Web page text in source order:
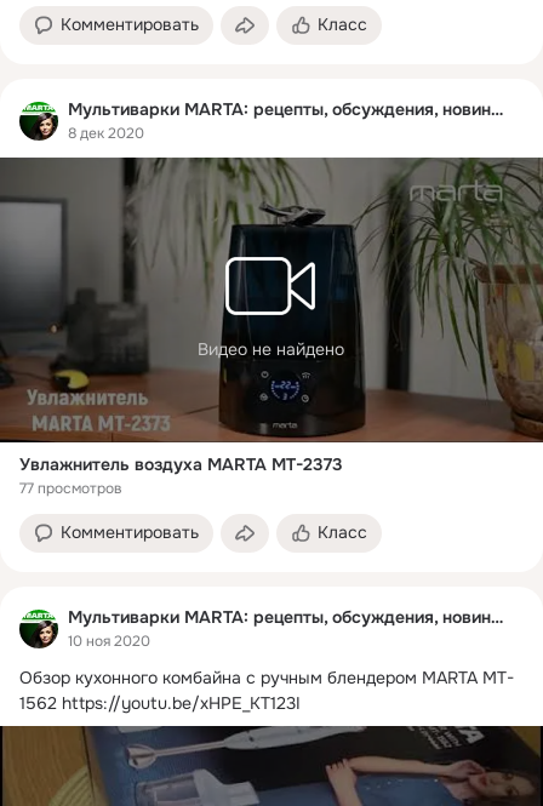
Комментировать Класс
Мультиварки MARTA: рецепты, обсуждения, новинки
8 дек 2020
Видео не найдено
Увлажнитель воздуха MARTA MT-2373
77 просмотров
Комментировать Класс
Мультиварки MARTA: рецепты, обсуждения, новинки
10 ноя 2020
Обзор кухонного комбайна с ручным блендером MARTA MT-
1562 https://youtu.be/xHPE_KT123I